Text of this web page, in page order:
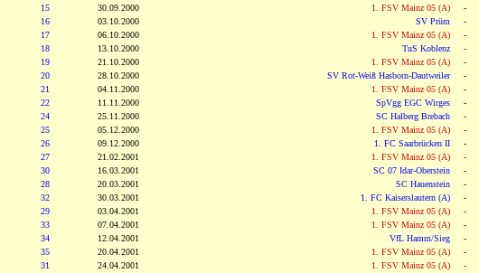
15
30.09.2000 1. FSV Mainz 05 (A) -
16
03.10.2000 SV Prüm -
17
06.10.2000 1. FSV Mainz 05 (A) -
18
13.10.2000 TuS Koblenz -
19
21.10.2000 1. FSV Mainz 05 (A) -
20
28.10.2000 SV Rot-Weiß Hasborn-Dautweiler -
21
04.11.2000 1. FSV Mainz 05 (A) -
22
11.11.2000 SpVgg EGC Wirges -
24
25.11.2000 SC Halberg Brebach -
25
05.12.2000 1. FSV Mainz 05 (A) -
26
09.12.2000 1. FC Saarbrücken II -
27
21.02.2001 1. FSV Mainz 05 (A) -
30
16.03.2001 SC 07 Idar-Oberstein -
28
20.03.2001 SC Hauenstein -
32
30.03.2001 1. FC Kaiserslautern (A) -
29
03.04.2001 1. FSV Mainz 05 (A) -
33
07.04.2001 1. FSV Mainz 05 (A) -
34
12.04.2001 VfL Hamm/Sieg -
35
20.04.2001 1. FSV Mainz 05 (A) -
31
24.04.2001 1. FSV Mainz 05 (A) -